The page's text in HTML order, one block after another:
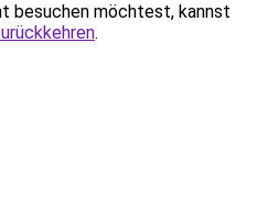
besuchen möchtest, kannst
.